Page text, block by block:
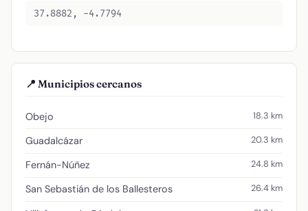
37.8882, -4.7794
📍 Municipios cercanos
Obejo 18.3 km
Guadalcázar 20.3 km
Fernán-Núñez 24.8 km
San Sebastián de los Ballesteros 26.4 km